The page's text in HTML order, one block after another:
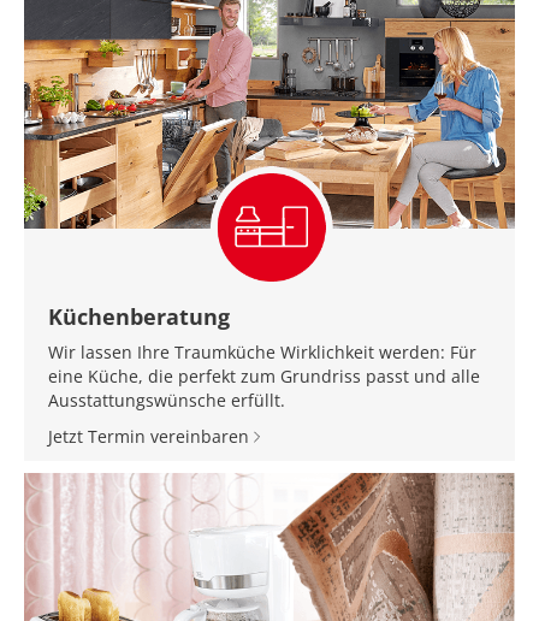
Küchenberatung
Wir lassen Ihre Traumküche Wirklichkeit werden: Für
eine Küche, die perfekt zum Grundriss passt und alle
Ausstattungswünsche erfüllt.
Jetzt Termin vereinbaren